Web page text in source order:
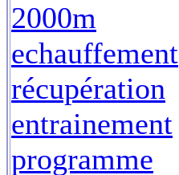
2000m
echauffement
récupération
entrainement
programme